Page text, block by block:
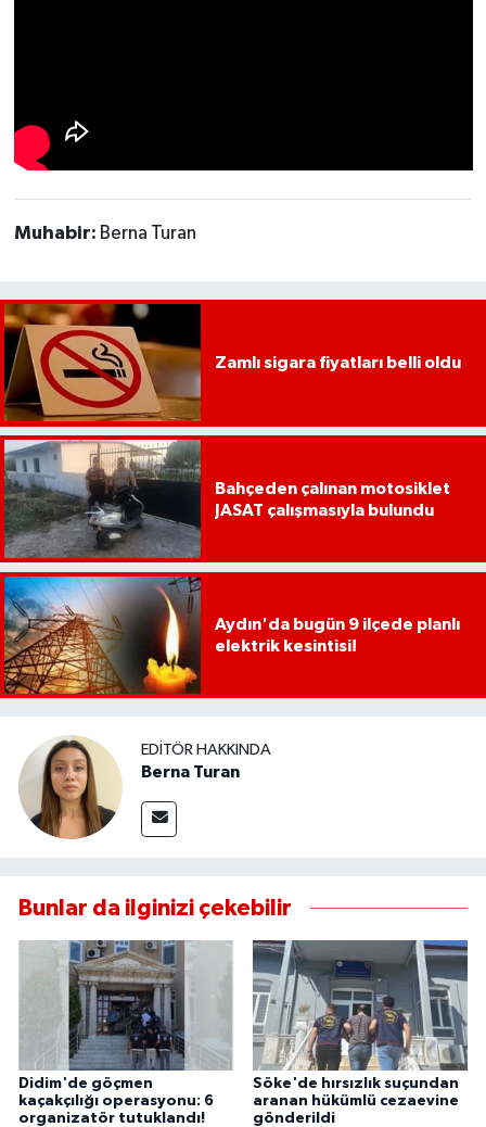
Muhabir: Berna Turan
Zamlı sigara fiyatları belli oldu
Bahçeden çalınan motosiklet
JASAT çalışmasıyla bulundu
Aydın'da bugün 9 ilçede planlı
elektrik kesintisi!
EDITÖR HAKKINDA
Berna Turan
Bunlar da ilginizi çekebilir
Didim'de göçmen
kaçakçılığı operasyonu: 6
organizatör tutuklandı!
Söke'de hırsızlık suçundan
aranan hükümlü cezaevine
gönderildi